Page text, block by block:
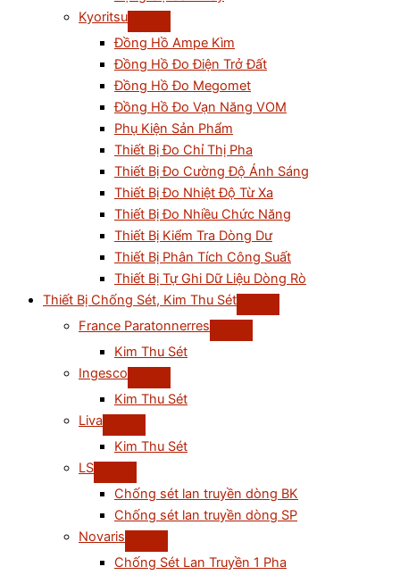
Kyoritsu
Đồng Hồ Ampe Kìm
Đồng Hồ Đo Điện Trở Đất
Đồng Hồ Đo Megomet
Đồng Hồ Đo Vạn Năng VOM
Phụ Kiện Sản Phẩm
Thiết Bị Đo Chỉ Thị Pha
Thiết Bị Đo Cường Độ Ánh Sáng
Thiết Bị Đo Nhiệt Độ Từ Xa
Thiết Bị Đo Nhiều Chức Năng
Thiết Bị Kiểm Tra Dòng Dư
Thiết Bị Phân Tích Công Suất
Thiết Bị Tự Ghi Dữ Liệu Dòng Rò
Thiết Bị Chống Sét, Kim Thu Sét
France Paratonnerres
Kim Thu Sét
Ingesco
Kim Thu Sét
Liva
Kim Thu Sét
LS
Chống sét lan truyền dòng BK
Chống sét lan truyền dòng SP
Novaris
Chống Sét Lan Truyền 1 Pha